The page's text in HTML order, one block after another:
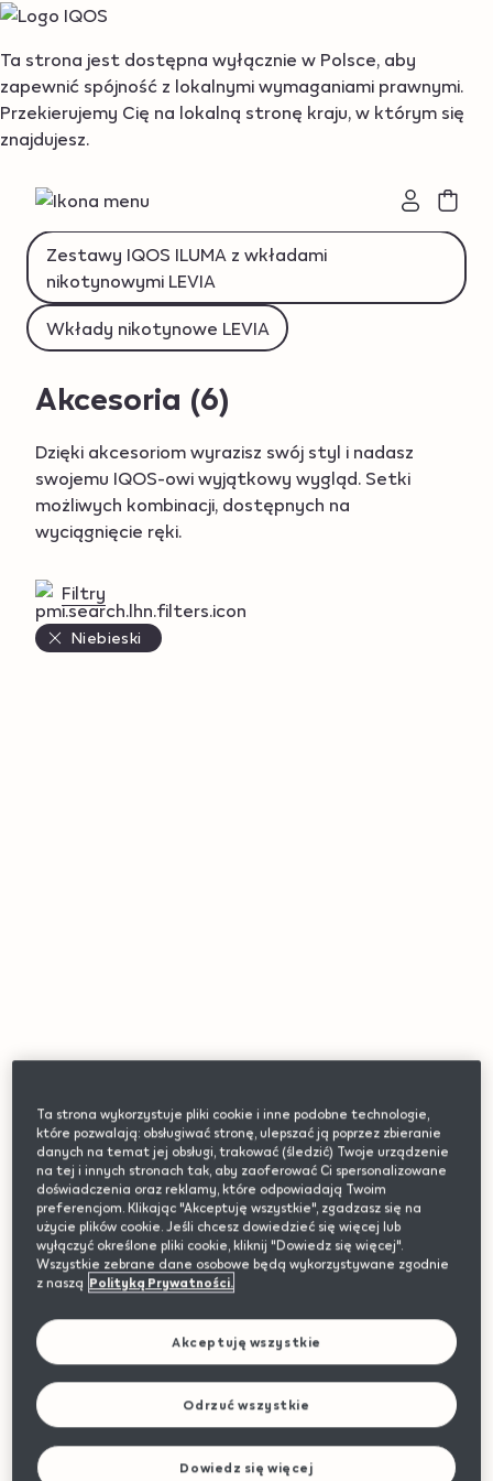
{"redirectionRequired":"true","hostname":"https://
Ta strona jest dostępna wyłącznie w Polsce, aby
zapewnić spójność z lokalnymi wymaganiami prawnymi.
Przekierujemy Cię na lokalną stronę kraju, w którym się
znajdujesz.
Podgrzewacze tytoniu IQOS ILUMA
Akcesoria
Wkłady nikotynowe BEYOND
Zestawy IQOS ILUMA z wkładami
nikotynowymi LEVIA
Wkłady nikotynowe LEVIA
Akcesoria (6)
Dzięki akcesoriom wyrazisz swój styl i nadasz
swojemu IQOS-owi wyjątkowy wygląd. Setki
możliwych kombinacji, dostępnych na
wyciągnięcie ręki.
Filtry
Niebieski
Variations
Opalizująca nakładka IQOS ILUMA
Produkt niedostępny
34,99 zł
Powiadom mnie o dostępności
Ta strona wykorzystuje pliki cookie i inne podobne technologie,
które pozwalają: obsługiwać stronę, ulepszać ją poprzez zbieranie
danych na temat jej obsługi, trakować (śledzić) Twoje urządzenie
na tej i innych stronach tak, aby zaoferować Ci spersonalizowane
doświadczenia oraz reklamy, które odpowiadają Twoim
preferencjom. Klikając "Akceptuję wszystkie", zgadzasz się na
użycie plików cookie. Jeśli chcesz dowiedzieć się więcej lub
wyłączyć określone pliki cookie, kliknij "Dowiedz się więcej".
Wszystkie zebrane dane osobowe będą wykorzystywane zgodnie
z naszą Polityką Prywatności.
Akceptuję wszystkie
Odrzuć wszystkie
Dowiedz się więcej